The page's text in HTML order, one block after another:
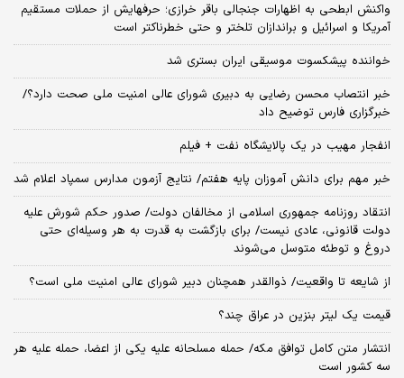
واکنش ابطحی به اظهارات جنجالی باقر خرازی؛ حرفهایش از حملات مستقیم
آمریکا و اسرائیل و براندازان تلختر و حتی خطرناکتر است
خواننده پیشکسوت موسیقی ایران بستری شد
خبر انتصاب محسن رضایی به دبیری شورای عالی امنیت ملی صحت دارد؟/
خبرگزاری فارس توضیح داد
انفجار مهیب در یک پالایشگاه نفت + فیلم
خبر مهم برای دانش آموزان پایه هفتم/ نتایج آزمون مدارس سمپاد اعلام شد
انتقاد روزنامه جمهوری اسلامی از مخالفان دولت/ صدور حکم شورش علیه
دولت قانونی، عادی نیست/ برای بازگشت به قدرت به هر وسیله‌ای حتی
دروغ و توطئه متوسل می‌شوند
از شایعه تا واقعیت/ ذوالقدر همچنان دبیر شورای ‌عالی امنیت ملی است؟
قیمت یک لیتر بنزین در عراق چند؟
انتشار متن کامل توافق مکه/ حمله مسلحانه علیه یکی از اعضا، حمله علیه هر
سه کشور است